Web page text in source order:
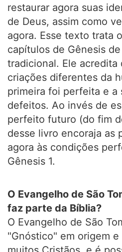
restaurar agora suas
de Deus, assim como
agora. Esse texto trata
capítulos de Gênesis
tradicional. Ele acredita
criações diferentes da
primeira foi perfeita e a
defeitos. Ao invés de
perfeito futuro (do fim
desse livro encoraja as
agora às condições
Gênesis 1.
O Evangelho de São
faz parte da Bíblia?
O Evangelho de São
"Gnóstico" em origem